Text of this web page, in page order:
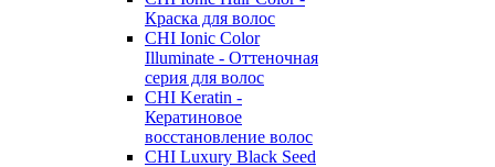
Краска для волос
CHI Ionic Color
Illuminate - Оттеночная
серия для волос
CHI Keratin -
Кератиновое
восстановление волос
CHI Luxury Black Seed